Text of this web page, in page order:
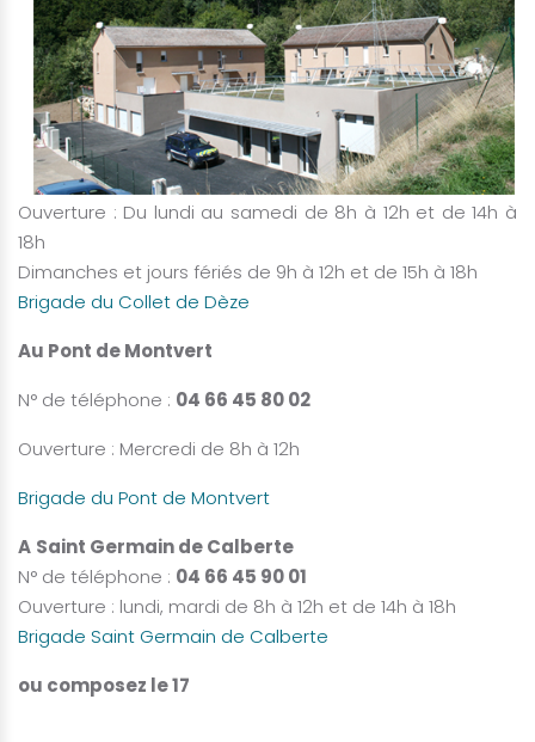
Ouverture : Du lundi au samedi de 8h à 12h et de 14h à
18h
Dimanches et jours fériés de 9h à 12h et de 15h à 18h
Brigade du Collet de Dèze
Au Pont de Montvert
N° de téléphone : 04 66 45 80 02
Ouverture : Mercredi de 8h à 12h
Brigade du Pont de Montvert
A Saint Germain de Calberte
N° de téléphone : 04 66 45 90 01
Ouverture : lundi, mardi de 8h à 12h et de 14h à 18h
Brigade Saint Germain de Calberte
ou composez le 17